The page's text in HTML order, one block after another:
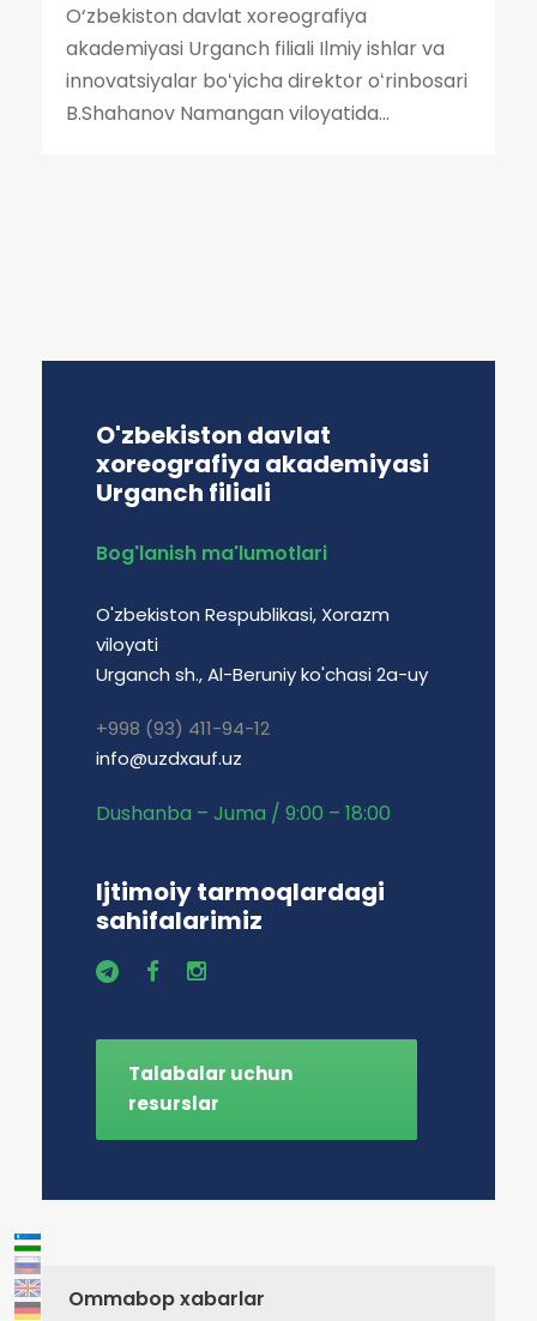
O‘zbekiston davlat xoreografiya
akademiyasi Urganch filiali Ilmiy ishlar va
innovatsiyalar boʻyicha direktor oʻrinbosari
B.Shahanov Namangan viloyatida...
O'zbekiston davlat
xoreografiya akademiyasi
Urganch filiali
Bog'lanish ma'lumotlari
O'zbekiston Respublikasi, Xorazm
viloyati
Urganch sh., Al-Beruniy ko'chasi 2a-uy
+998 (93) 411-94-12
info@uzdxauf.uz
Dushanba – Juma / 9:00 – 18:00
Ijtimoiy tarmoqlardagi
sahifalarimiz
Talabalar uchun
resurslar
Ommabop xabarlar